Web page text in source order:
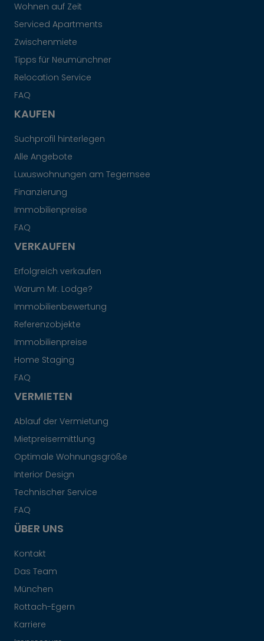
Wohnen auf Zeit
Serviced Apartments
Zwischenmiete
Tipps für Neumünchner
Relocation Service
FAQ
KAUFEN
Suchprofil hinterlegen
Alle Angebote
Luxuswohnungen am Tegernsee
Finanzierung
Immobilienpreise
FAQ
VERKAUFEN
Erfolgreich verkaufen
Warum Mr. Lodge?
Immobilienbewertung
Referenzobjekte
Immobilienpreise
Home Staging
FAQ
VERMIETEN
Ablauf der Vermietung
Mietpreisermittlung
Optimale Wohnungsgröße
Interior Design
Technischer Service
FAQ
ÜBER UNS
Kontakt
Das Team
München
Rottach-Egern
Karriere